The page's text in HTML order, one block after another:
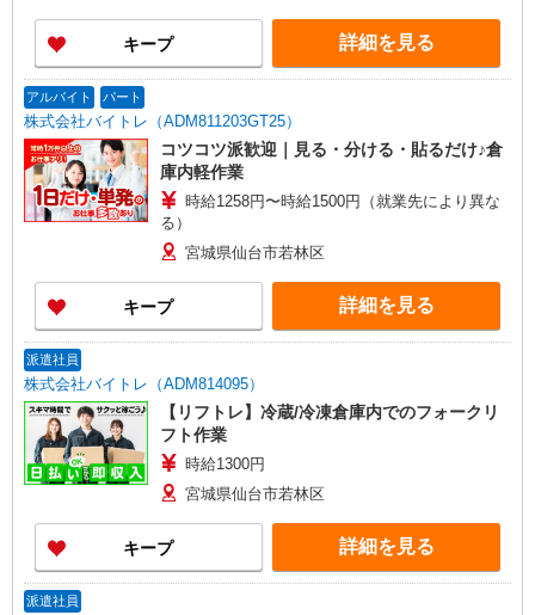
キープ 詳細を見る
アルバイト パート
株式会社バイトレ（ADM811203GT25）
コツコツ派歓迎｜見る・分ける・貼るだけ♪倉
庫内軽作業
時給1258円〜時給1500円（就業先により異な
る）
宮城県仙台市若林区
キープ 詳細を見る
派遣社員
株式会社バイトレ（ADM814095）
【リフトレ】冷蔵/冷凍倉庫内でのフォークリ
フト作業
時給1300円
宮城県仙台市若林区
キープ 詳細を見る
派遣社員